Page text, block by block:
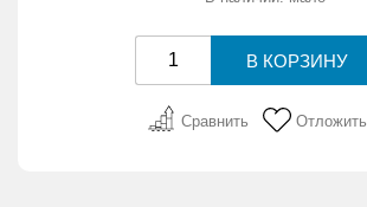
Сравнить Отложить